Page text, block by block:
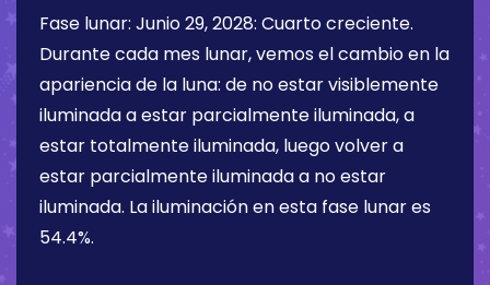
Fase lunar: Junio 29, 2028: Cuarto creciente.
Durante cada mes lunar, vemos el cambio en la
apariencia de la luna: de no estar visiblemente
iluminada a estar parcialmente iluminada, a
estar totalmente iluminada, luego volver a
estar parcialmente iluminada a no estar
iluminada. La iluminación en esta fase lunar es
54.4%.